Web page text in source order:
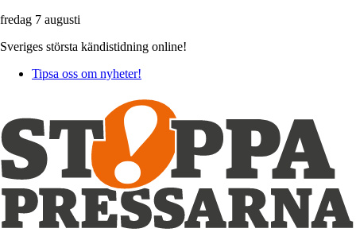
fredag 7 augusti
Sveriges största kändistidning online!
Tipsa oss om nyheter!